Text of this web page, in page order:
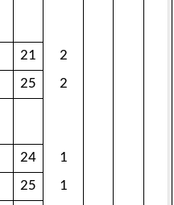
21
2
25 2
24
1
25 1